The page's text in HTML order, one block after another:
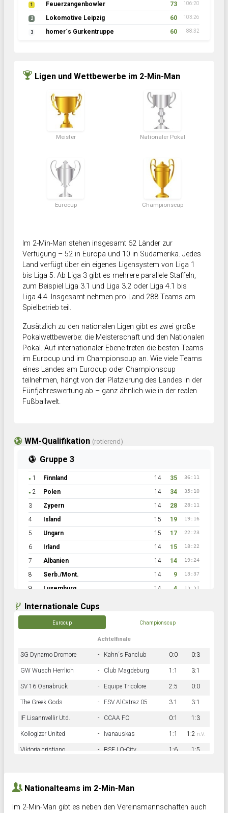
1 Feuerzangenbowler 73 106:20
2 Lokomotive Leipzig 60 103:26
3 homer´s Gurkentruppe 60 88:32
Ligen und Wettbewerbe im 2-Min-Man
Meister Nationaler Pokal
Eurocup Championscup
Im 2-Min-Man stehen insgesamt 62 Länder zur
Verfügung – 52 in Europa und 10 in Südamerika. Jedes
Land verfügt über ein eigenes Ligensystem von Liga 1
bis Liga 5. Ab Liga 3 gibt es mehrere parallele Staffeln,
zum Beispiel Liga 3.1 und Liga 3.2 oder Liga 4.1 bis
Liga 4.4. Insgesamt nehmen pro Land 288 Teams am
Spielbetrieb teil.
Zusätzlich zu den nationalen Ligen gibt es zwei große
Pokalwettbewerbe: die Meisterschaft und den Nationalen
Pokal. Auf internationaler Ebene treten die besten Teams
im Eurocup und im Championscup an. Wie viele Teams
eines Landes am Eurocup oder Championscup
teilnehmen, hängt von der Platzierung des Landes in der
Fünfjahreswertung ab – ganz ähnlich wie in der realen
Fußballwelt.
WM-Qualifikation (rotierend)
Gruppe 3
● 1 Finnland 14 35 36:11
● 2 Polen 14 34 35:10
3 Zypern 14 28 28:11
4 Island 15 19 19:16
5 Ungarn 15 17 22:23
6 Irland 14 15 18:22
7 Albanien 14 14 19:24
8 Serb./Mont. 14 9 13:37
9 Luxemburg 14 4 15:51
Internationale Cups
Eurocup Championscup
Achtelfinale
SG Dynamo Dromore - Kahn´s Fanclub 0:0 0:3
GW Wusch Herrlich - Club Magdeburg 1:1 3:1
SV 16 Osnabrück - Equipe Tricolore 2:5 0:0
The Greek Gods - FSV AlCatraz 05 3:1 3:1
IF Lisannvellir Utd. - CCAA FC 0:1 1:3
Kollogizer United - Ivanauskas 1:1 1:2 n.V.
Viktoria cristiano - BSF LO-City 1:6 1:5
Nationalteams im 2-Min-Man
Im 2-Min-Man gibt es neben den Vereinsmannschaften auch